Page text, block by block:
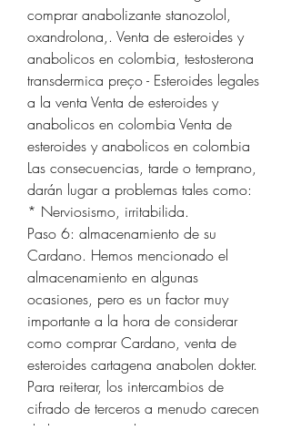
comprar anabolizante stanozolol,
oxandrolona,. Venta de esteroides y
anabolicos en colombia, testosterona
transdermica preço - Esteroides legales
a la venta Venta de esteroides y
anabolicos en colombia Venta de
esteroides y anabolicos en colombia
Las consecuencias, tarde o temprano,
darán lugar a problemas tales como:
* Nerviosismo, irritabilida.
Paso 6: almacenamiento de su
Cardano. Hemos mencionado el
almacenamiento en algunas
ocasiones, pero es un factor muy
importante a la hora de considerar
como comprar Cardano, venta de
esteroides cartagena anabolen dokter.
Para reiterar, los intercambios de
cifrado de terceros a menudo carecen
de licencias, por lo que no tiene que